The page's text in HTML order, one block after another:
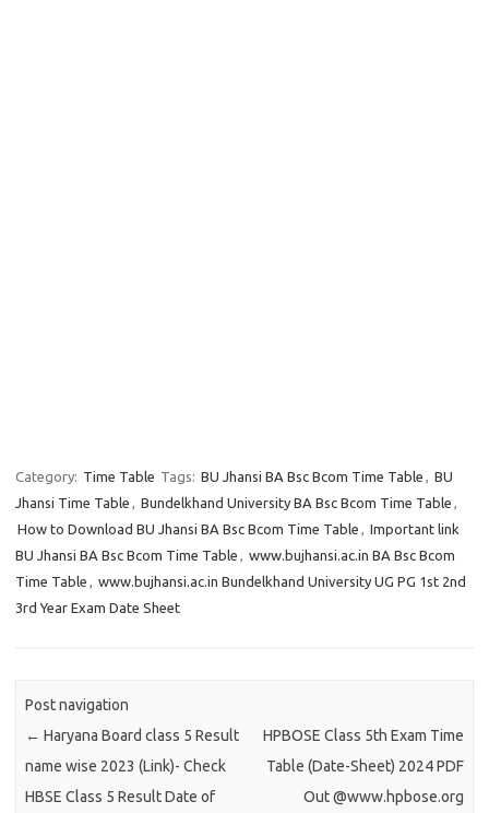
Category: Time Table Tags: BU Jhansi BA Bsc Bcom Time Table , BU
Jhansi Time Table , Bundelkhand University BA Bsc Bcom Time Table ,
How to Download BU Jhansi BA Bsc Bcom Time Table , Important link
BU Jhansi BA Bsc Bcom Time Table , www.bujhansi.ac.in BA Bsc Bcom
Time Table , www.bujhansi.ac.in Bundelkhand University UG PG 1st 2nd
3rd Year Exam Date Sheet
Post navigation
← Haryana Board class 5 Result
name wise 2023 (Link)- Check
HBSE Class 5 Result Date of
HPBOSE Class 5th Exam Time
Table (Date-Sheet) 2024 PDF
Out @www.hpbose.org